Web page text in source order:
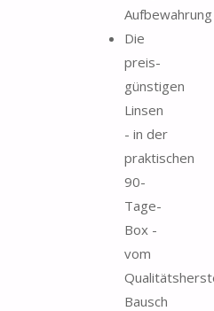
Aufbewahrung
Die
preis-
günstigen
Linsen
- in der
praktischen
90-
Tage-
Box -
vom
Bausch